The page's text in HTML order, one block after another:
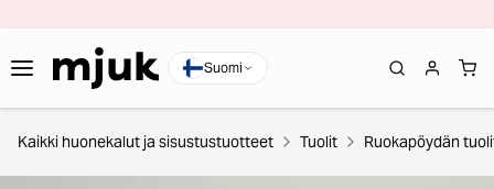
Suomi
Kaikki huonekalut ja sisustustuotteet Tuolit Ruokapöydän